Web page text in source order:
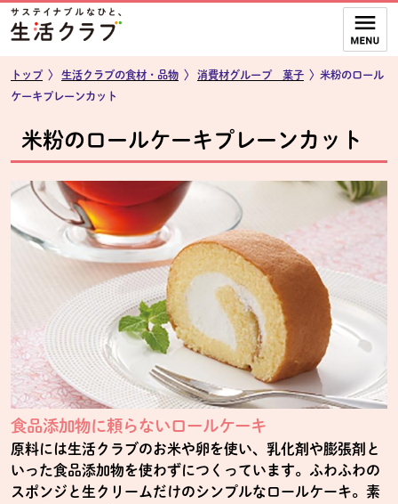
ページの先頭です。
本文へジャンプする。
トップ 〉 生活クラブの食材・品物 〉 消費材グループ 菓子 〉米粉のロール
ケーキプレーンカット
米粉のロールケーキプレーンカット
食品添加物に頼らないロールケーキ
原料には生活クラブのお米や卵を使い、乳化剤や膨張剤と
いった食品添加物を使わずにつくっています。ふわふわの
スポンジと生クリームだけのシンプルなロールケーキ。素